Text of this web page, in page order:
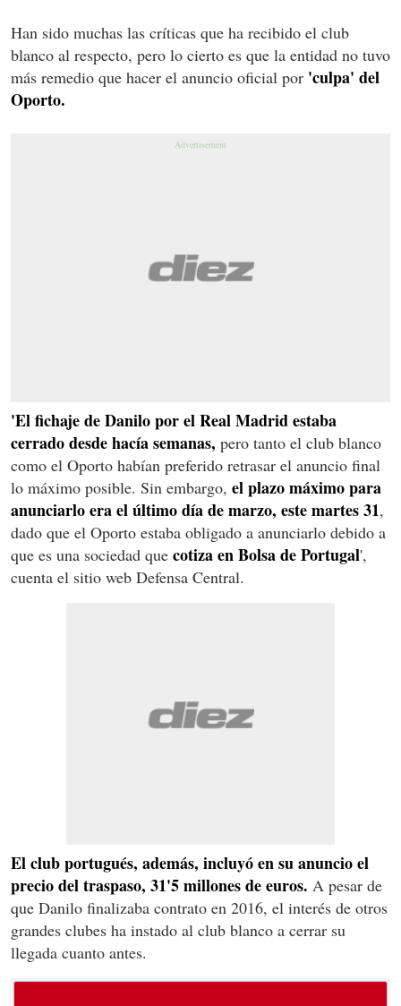
Han sido muchas las críticas que ha recibido el club
blanco al respecto, pero lo cierto es que la entidad no tuvo
más remedio que hacer el anuncio oficial por 'culpa' del
Oporto.
'El fichaje de Danilo por el Real Madrid estaba
cerrado desde hacía semanas, pero tanto el club blanco
como el Oporto habían preferido retrasar el anuncio final
lo máximo posible. Sin embargo, el plazo máximo para
anunciarlo era el último día de marzo, este martes 31,
dado que el Oporto estaba obligado a anunciarlo debido a
que es una sociedad que cotiza en Bolsa de Portugal',
cuenta el sitio web Defensa Central.
El club portugués, además, incluyó en su anuncio el
precio del traspaso, 31'5 millones de euros. A pesar de
que Danilo finalizaba contrato en 2016, el interés de otros
grandes clubes ha instado al club blanco a cerrar su
llegada cuanto antes.